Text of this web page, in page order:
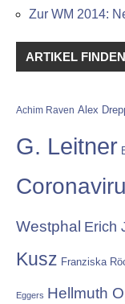
Zur WM 2014:
ARTIKEL
Achim Raven Alex
G. Leitner
Westphal Erich
Kusz Franziska
Eggers Hellmuth